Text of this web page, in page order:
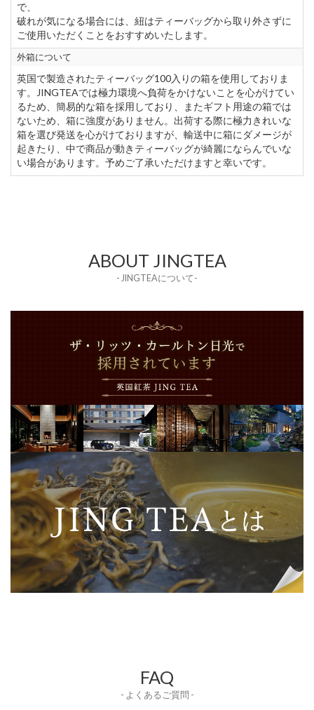
で、
破れが気になる場合には、紐はティーバッグから取り外さずに
ご使用いただくことをおすすめいたします。
外箱について
英国で製造されたティーバッグ100入りの箱を使用しておりま
す。JINGTEAでは極力環境へ負荷をかけないことを心がけてい
るため、簡易的な箱を採用しており、またギフト用途の箱では
ないため、箱に強度がありません。出荷する際に極力きれいな
箱を選び発送を心がけておりますが、輸送中に箱にダメージが
起きたり、中で商品が動きティーバッグが綺麗にならんでいな
い場合があります。予めご了承いただけますと幸いです。
ABOUT JINGTEA
- JINGTEAについて-
FAQ
- よくあるご質問 -